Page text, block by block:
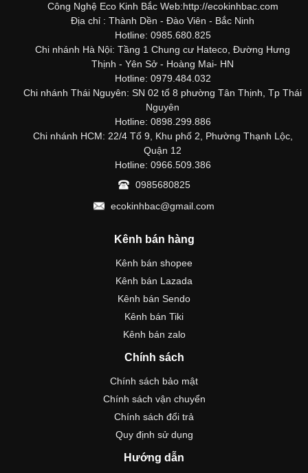
Công Nghệ Eco Kinh Bắc Web:http://ecokinhbac.com
Địa chỉ : Thành Dền - Đào Viên - Bắc Ninh
Hotline: 0985.680.825
Chi nhánh Hà Nội: Tầng 1 Chung cư Hateco, Đường Hưng
Thịnh - Yên Sở - Hoàng Mai- HN
Hotline: 0979.484.032
Chi nhánh Thái Nguyên: SN 02 tổ 8 phường Tân Thịnh, Tp Thái
Nguyên
Hotline: 0898.299.886
Chi nhánh HCM: 22/4 Tổ 9, Khu phố 2, Phường Thạnh Lộc,
Quận 12
Hotline: 0966.509.386
0985680825
ecokinhbac@gmail.com
Kênh bán hàng
Kênh bán shopee
Kênh bán Lazada
Kênh bán Sendo
Kênh bán Tiki
Kênh bán zalo
Chính sách
Chính sách bảo mật
Chính sách vận chuyển
Chính sách đổi trả
Quy định sử dụng
Hướng dẫn